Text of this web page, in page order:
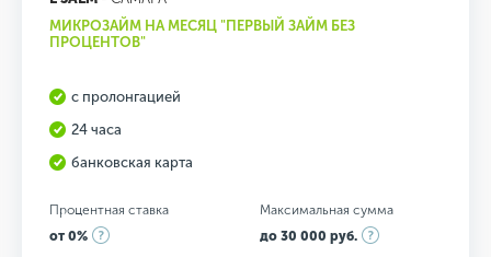
МИКРОЗАЙМ НА МЕСЯЦ "ПЕРВЫЙ ЗАЙМ БЕЗ
ПРОЦЕНТОВ"
с пролонгацией
24 часа
банковская карта
Процентная ставка
от 0%
Максимальная сумма
до 30 000 руб.